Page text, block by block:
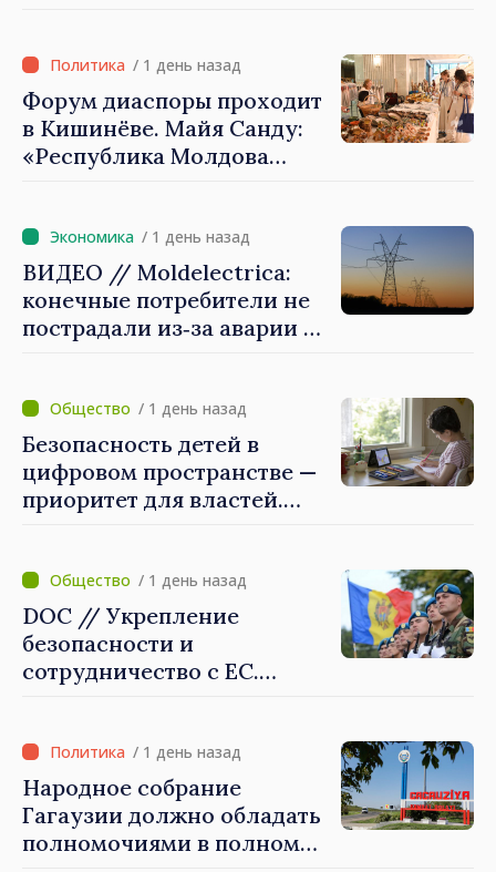
Красного Креста в
Молдове
/ 1 день назад
Форум диаспоры проходит
в Кишинёве. Майя Санду:
«Республика Молдова
диаспора может сыграть
важную роль в
продвижении и поддержке
этого пути»
/ 1 день назад
ВИДЕО // Moldelectrica:
конечные потребители не
пострадали из‑за аварии на
выполнены в
приоритетном режиме
/ 1 день назад
Безопасность детей в
цифровом пространстве —
приоритет для властей.
которые будут их
защищать»
/ 1 день назад
DOC // Укрепление
безопасности и
сотрудничество с ЕС.
обороны на 2024–2034 годы
опубликована в Monitorul
Oficial
/ 1 день назад
Народное собрание
Гагаузии должно обладать
полномочиями в полном